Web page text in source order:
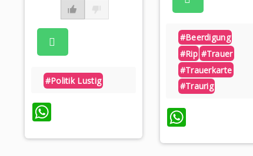
#politik Lustig
WhatsApp
#beerdigung
#rip #trauer
#trauerkarte
#traurig